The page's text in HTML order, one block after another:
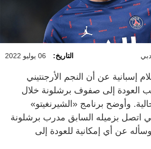
التاريخ: 06 يوليو 2022
إسبانية عن أن النجم الأرجنتيني
العودة إلى صفوف برشلونة خلال
وأوضح برنامج «الشيرنغيتو»
اتصل بزميله السابق مدرب برشلونة
عن أي إمكانية للعودة إلى